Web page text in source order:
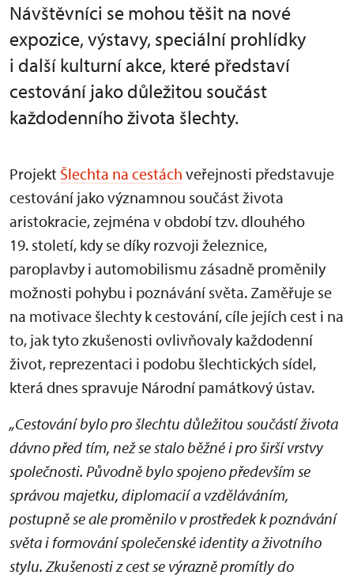
Návštěvníci se mohou těšit na nové
expozice, výstavy, speciální prohlídky
i další kulturní akce, které představí
cestování jako důležitou součást
každodenního života šlechty.
Projekt Šlechta na cestách veřejnosti představuje
cestování jako významnou součást života
aristokracie, zejména v období tzv. dlouhého
19. století, kdy se díky rozvoji železnice,
paroplavby i automobilismu zásadně proměnily
možnosti pohybu i poznávání světa. Zaměřuje se
na motivace šlechty k cestování, cíle jejích cest i na
to, jak tyto zkušenosti ovlivňovaly každodenní
život, reprezentaci i podobu šlechtických sídel,
která dnes spravuje Národní památkový ústav.
„Cestování bylo pro šlechtu důležitou součástí života
dávno před tím, než se stalo běžné i pro širší vrstvy
společnosti. Původně bylo spojeno především se
správou majetku, diplomacií a vzděláváním,
postupně se ale proměnilo v prostředek k poznávání
světa i formování společenské identity a životního
stylu. Zkušenosti z cest se výrazně promítly do